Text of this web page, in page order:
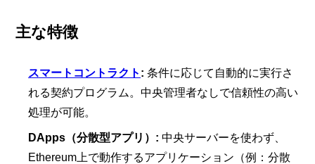
主な特徴
スマートコントラクト : 条件に応じて自動的に実行さ
れる契約プログラム。中央管理者なしで信頼性の高い
処理が可能。
DApps（分散型アプリ）: 中央サーバーを使わず、
Ethereum上で動作するアプリケーション（例：分散